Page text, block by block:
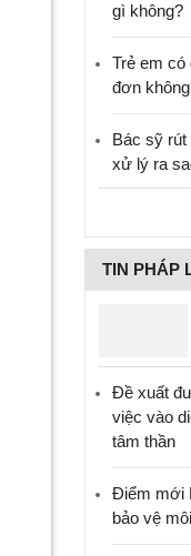
gì không?
Trẻ em
đơn
Bác sỹ rút
xử lý ra
TIN PHÁP
Đề xuất
việc vào
tâm thần
Điểm mới
bảo vệ